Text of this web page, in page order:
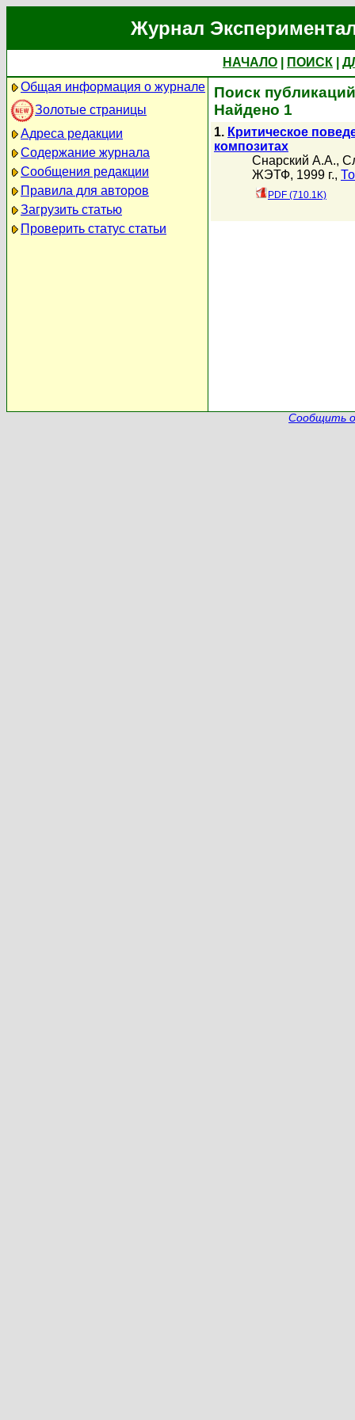
Журнал
НАЧАЛО ПОИСК
Общая информация о журнале
Золотые страницы
Адреса редакции
Содержание журнала
Сообщения редакции
Правила для авторов
Загрузить статью
Проверить статус статьи
Поиск
Найдено 1
1. Критическое
композитах
Снарский А.А.,
ЖЭТФ, 1999 г.,
PDF (710.1K)
Сообщить о